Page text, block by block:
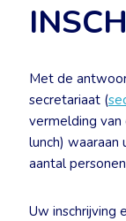
Met de
secretariaat (
vermelding
lunch)
aantal
Uw inschrijving